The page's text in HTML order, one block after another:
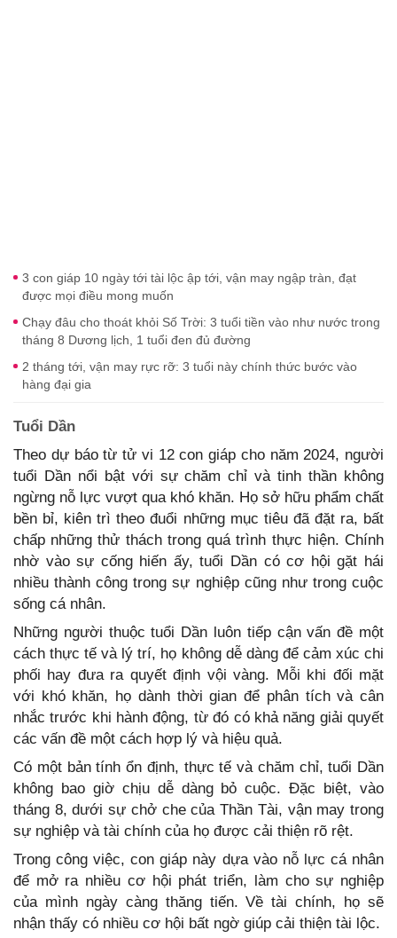
3 con giáp 10 ngày tới tài lộc ập tới, vận may ngập tràn, đạt
được mọi điều mong muốn
Chạy đâu cho thoát khỏi Số Trời: 3 tuổi tiền vào như nước trong
tháng 8 Dương lịch, 1 tuổi đen đủ đường
2 tháng tới, vận may rực rỡ: 3 tuổi này chính thức bước vào
hàng đại gia
Tuổi Dần
Theo dự báo từ tử vi 12 con giáp cho năm 2024, người
tuổi Dần nổi bật với sự chăm chỉ và tinh thần không
ngừng nỗ lực vượt qua khó khăn. Họ sở hữu phẩm chất
bền bỉ, kiên trì theo đuổi những mục tiêu đã đặt ra, bất
chấp những thử thách trong quá trình thực hiện. Chính
nhờ vào sự cống hiến ấy, tuổi Dần có cơ hội gặt hái
nhiều thành công trong sự nghiệp cũng như trong cuộc
sống cá nhân.
Những người thuộc tuổi Dần luôn tiếp cận vấn đề một
cách thực tế và lý trí, họ không dễ dàng để cảm xúc chi
phối hay đưa ra quyết định vội vàng. Mỗi khi đối mặt
với khó khăn, họ dành thời gian để phân tích và cân
nhắc trước khi hành động, từ đó có khả năng giải quyết
các vấn đề một cách hợp lý và hiệu quả.
Có một bản tính ổn định, thực tế và chăm chỉ, tuổi Dần
không bao giờ chịu dễ dàng bỏ cuộc. Đặc biệt, vào
tháng 8, dưới sự chở che của Thần Tài, vận may trong
sự nghiệp và tài chính của họ được cải thiện rõ rệt.
Trong công việc, con giáp này dựa vào nỗ lực cá nhân
để mở ra nhiều cơ hội phát triển, làm cho sự nghiệp
của mình ngày càng thăng tiến. Về tài chính, họ sẽ
nhận thấy có nhiều cơ hội bất ngờ giúp cải thiện tài lộc.